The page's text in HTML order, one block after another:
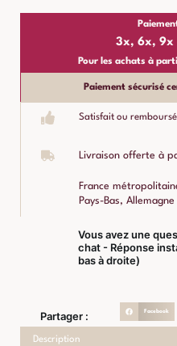
3x, 6x, 9x
Pour les achats à
Paiement sécurisé
Satisfait ou
Livraison offerte à
France
Pays-Bas, Allemagne
Vous avez une
chat - Réponse
bas à droite)
Partager : Facebook
Description